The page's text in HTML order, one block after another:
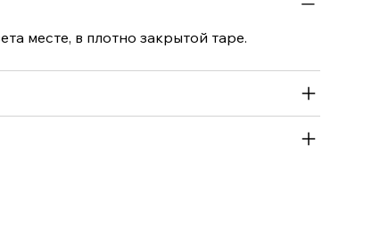
месте, в плотно закрытой таре.